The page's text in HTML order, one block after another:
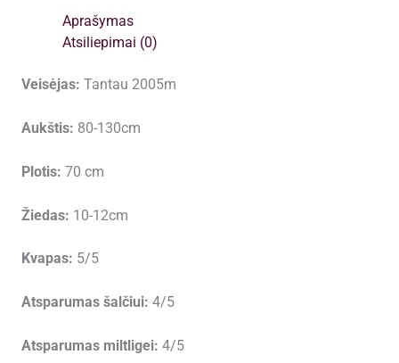
Aprašymas
Atsiliepimai (0)
Veisėjas: Tantau 2005m
Aukštis: 80-130cm
Plotis: 70 cm
Žiedas: 10-12cm
Kvapas: 5/5
Atsparumas šalčiui: 4/5
Atsparumas miltligei: 4/5